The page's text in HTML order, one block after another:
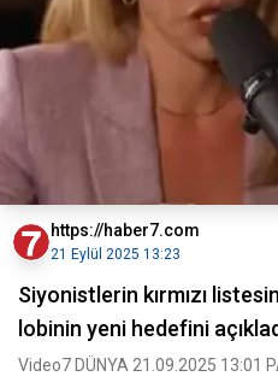
https://haber7.com
21 Eylül 2025 13:23
Siyonistlerin kırmızı
lobinin yeni hedefini
Video7 DÜNYA 21.09.2025 13:01